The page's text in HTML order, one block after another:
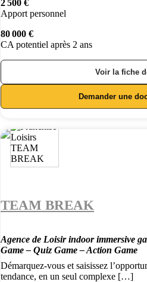
2 500 €
Apport personnel
80 000 €
CA potentiel après 2 ans
Voir la fiche
Demander une
TEAM BREAK
Agence de Loisir indoor immersive
Game – Quiz Game – Action Game
Démarquez-vous et saisissez
tendance, en un seul complexe […]